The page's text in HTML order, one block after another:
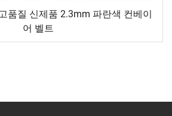
품질 신제품 2.3mm 파란색 컨베이
어 벨트